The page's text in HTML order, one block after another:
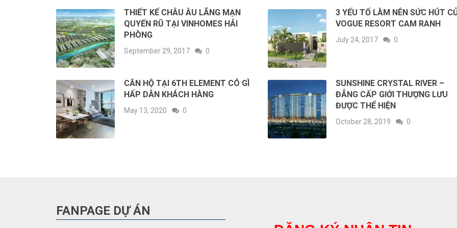
THIẾT KẾ CHÂU ÂU LÃNG MẠN
QUYẾN RŨ TẠI VINHOMES HẢI
PHÒNG
September 29, 2017 0
3 YẾU TỐ LÀM NÊN SỨC HÚT
VOGUE RESORT CAM RANH
July 24, 2017 0
CĂN HỘ TẠI 6TH ELEMENT CÓ GÌ
HẤP DẪN KHÁCH HÀNG
May 13, 2020 0
SUNSHINE CRYSTAL RIVER –
ĐẲNG CẤP GIỚI THƯỢNG LƯU
ĐƯỢC THỂ HIỆN
October 28, 2019 0
FANPAGE DỰ ÁN